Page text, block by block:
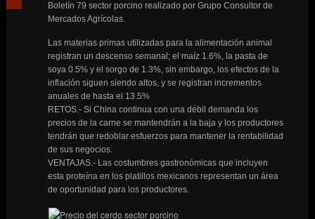
Boletín 79 sector porcino realizado por Grupo Consultor de
Mercados Agrícolas.
Las materias primas utilizadas para la alimentación animal
registran un descenso semanal; el maíz 1.6%, la pasta de
soya 0.5% y el sorgo de 1.3%, sin embargo, los efectos de la
inflación siguen siendo altos, y se registran incrementos
anuales de hasta el 13.5%
RETOS.- Si China continua con una débil demanda los
precios de la carne se mantendrán a la baja y los productores
tendrán que redoblar esfuerzos para mantener la rentabilidad
de sus negocios.
VENTAJAS.- Las costumbres gastronómicas que incluyen
esta proteína en los platillos mexicanos representan un área
de oportunidad para los productores.